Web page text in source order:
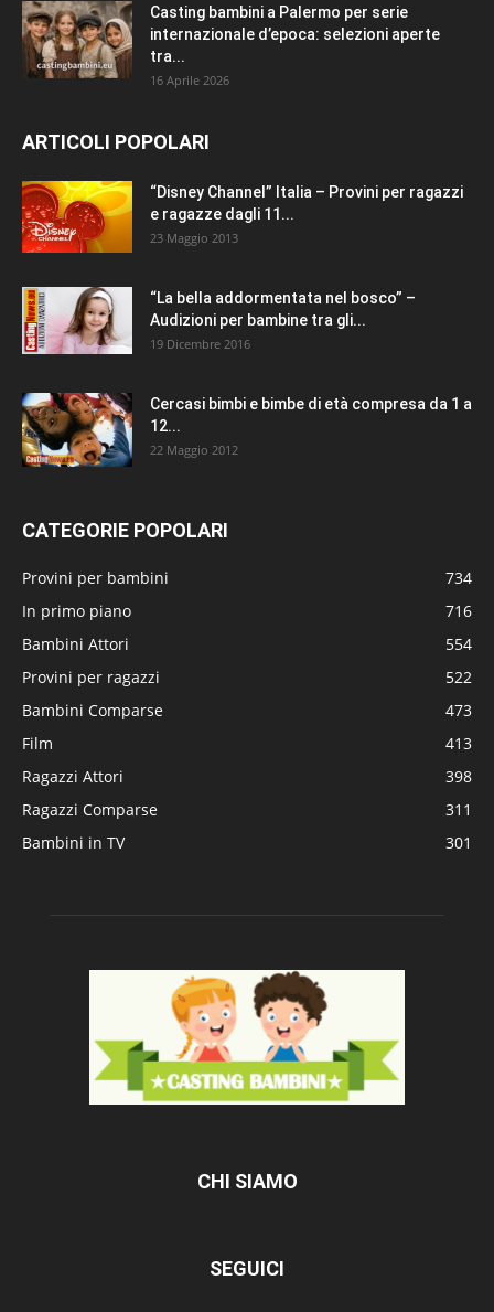
Casting bambini a Palermo per serie
internazionale d’epoca: selezioni aperte
tra...
16 Aprile 2026
ARTICOLI POPOLARI
“Disney Channel” Italia – Provini per ragazzi
e ragazze dagli 11...
23 Maggio 2013
“La bella addormentata nel bosco” –
Audizioni per bambine tra gli...
19 Dicembre 2016
Cercasi bimbi e bimbe di età compresa da 1 a
12...
22 Maggio 2012
CATEGORIE POPOLARI
Provini per bambini
734
In primo piano
716
Bambini Attori
554
Provini per ragazzi
522
Bambini Comparse
473
Film
413
Ragazzi Attori
398
Ragazzi Comparse
311
Bambini in TV
301
CHI SIAMO
SEGUICI